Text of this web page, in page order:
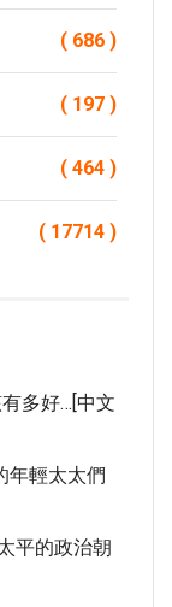
( 686 )
( 197 )
( 464 )
( 17714 )
多好…[中文
年輕太太們
平的政治朝